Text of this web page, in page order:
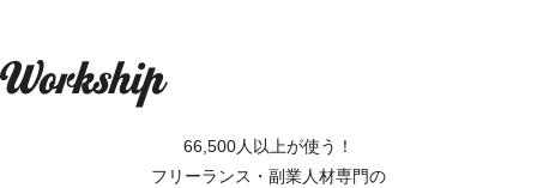
66,500人以上が使う！
フリーランス・副業人材専門の